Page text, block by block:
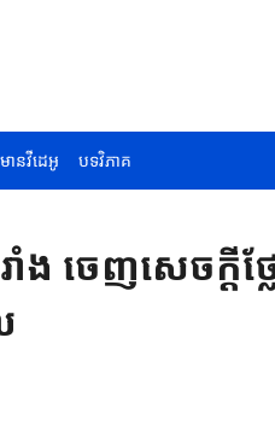
ានវីដេអូ បទវិភាគ
ង ចេញសេចក្តីថ្